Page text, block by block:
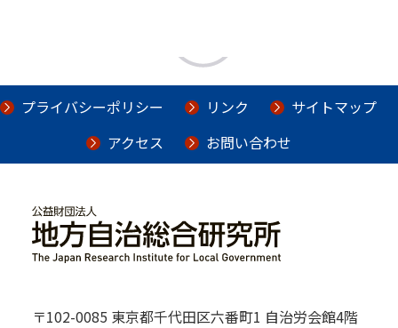
プライバシーポリシー リンク
サイトマップ
アクセス
お問い合わせ
〒102-0085 東京都千代田区六番町1 自治労会館4階